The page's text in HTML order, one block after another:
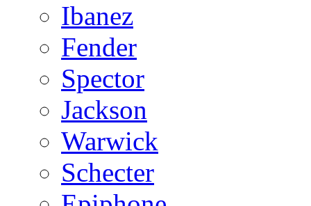
Ibanez
Fender
Spector
Jackson
Warwick
Schecter